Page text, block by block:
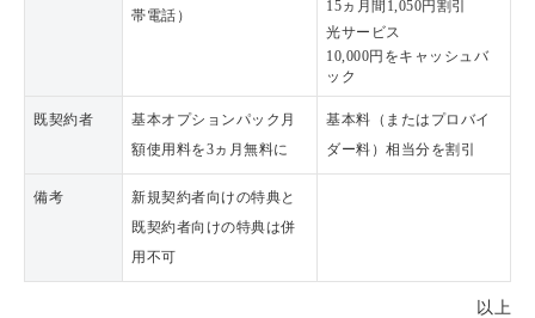
帯電話）
15ヵ月間1,050円割引
光サービス
10,000円をキャッシュバ
ック
既契約者
基本オプションパック月
額使用料を3ヵ月無料に
基本料（またはプロバイ
ダー料）相当分を割引
備考
新規契約者向けの特典と
既契約者向けの特典は併
用不可
以上